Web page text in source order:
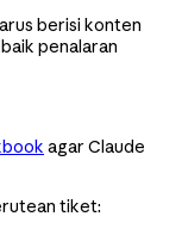
berisi konten
penalaran
agar Claude
tiket: